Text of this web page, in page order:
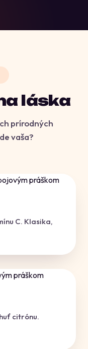
láska
prírodných
vaša?
C. Klasika,
citrónu.